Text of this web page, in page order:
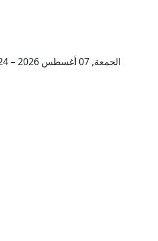
الجمعة, 07 أغسطس 2026 – 24 صفر 1448 هـ